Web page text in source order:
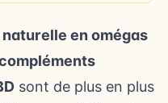
en omégas
sont de plus en plus